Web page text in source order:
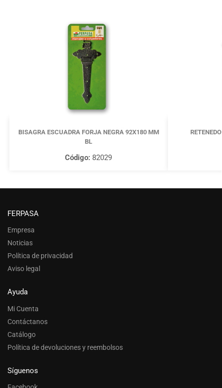
BISAGRA ESCUADRA FORJA NEGRA 92X180 MM
BL
Código: 82029
FERPASA
Empresa
Noticias
Política de privacidad
Aviso legal
Ayuda
Mi Cuenta
Contáctanos
Catálogo
Política de devoluciones y reembolsos
Síguenos